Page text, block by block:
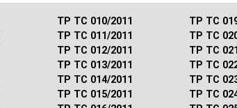
ТР ТС 010/2011
ТР ТС 011/2011
ТР ТС 012/2011
ТР ТС 013/2011
ТР ТС 014/2011
ТР ТС 015/2011
ТР ТС
ТР ТС
ТР ТС
ТР ТС
ТР ТС
ТР ТС